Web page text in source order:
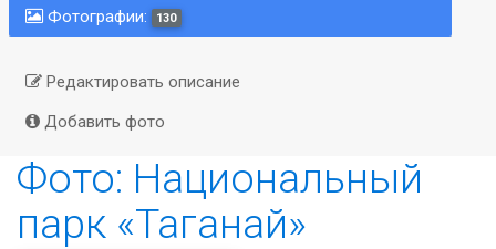
Фотографии:
130
Редактировать описание
Добавить фото
Фото: Национальный
парк «Таганай»